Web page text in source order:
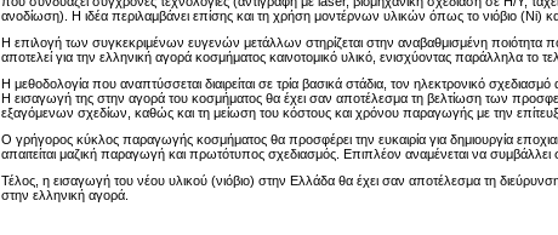
ανοδίωση). Η ιδέα περιλαμβάνει επίσης και τη χρήση μοντέρνων υλικών όπως το νιόβιο (Ni) και
Η επιλογή των συγκεκριμένων ευγενών μετάλλων στηρίζεται στην αναβαθμισμένη ποιότητα
αποτελεί για την ελληνική αγορά κοσμήματος καινοτομικό υλικό, ενισχύοντας παράλληλα το
Η μεθοδολογία που αναπτύσσεται διαιρείται σε τρία βασικά στάδια, τον ηλεκτρονικό
Η εισαγωγή της στην αγορά του κοσμήματος θα έχει σαν αποτέλεσμα τη βελτίωση των
εξαγόμενων σχεδίων, καθώς και τη μείωση του κόστους και χρόνου παραγωγής με την
Ο γρήγορος κύκλος παραγωγής κοσμήματος θα προσφέρει την ευκαιρία για δημιουργία
απαιτείται μαζική παραγωγή και πρωτότυπος σχεδιασμός. Επιπλέον αναμένεται να συμβάλλει
Τέλος, η εισαγωγή του νέου υλικού (νιόβιο) στην Ελλάδα θα έχει σαν αποτέλεσμα τη
στην ελληνική αγορά.